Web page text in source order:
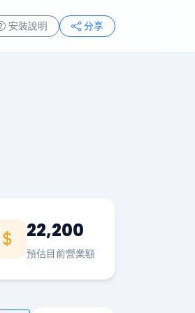
安裝說明 分享
22,200
預估目前營業額